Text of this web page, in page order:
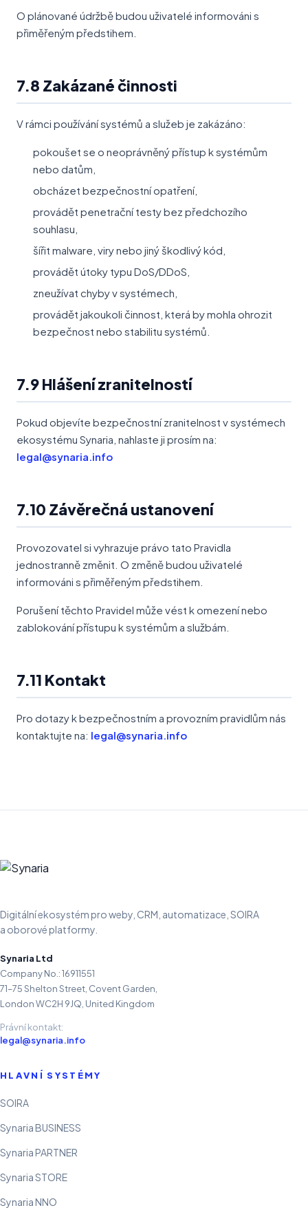
O plánované údržbě budou uživatelé informováni s
přiměřeným předstihem.
7.8 Zakázané činnosti
V rámci používání systémů a služeb je zakázáno:
pokoušet se o neoprávněný přístup k systémům
nebo datům,
obcházet bezpečnostní opatření,
provádět penetrační testy bez předchozího
souhlasu,
šířit malware, viry nebo jiný škodlivý kód,
provádět útoky typu DoS/DDoS,
zneužívat chyby v systémech,
provádět jakoukoli činnost, která by mohla ohrozit
bezpečnost nebo stabilitu systémů.
7.9 Hlášení zranitelností
Pokud objevíte bezpečnostní zranitelnost v systémech
ekosystému Synaria, nahlaste ji prosím na:
legal@synaria.info
7.10 Závěrečná ustanovení
Provozovatel si vyhrazuje právo tato Pravidla
jednostranně změnit. O změně budou uživatelé
informováni s přiměřeným předstihem.
Porušení těchto Pravidel může vést k omezení nebo
zablokování přístupu k systémům a službám.
7.11 Kontakt
Pro dotazy k bezpečnostním a provozním pravidlům nás
kontaktujte na: legal@synaria.info
Digitální ekosystém pro weby, CRM, automatizace, SOIRA
a oborové platformy.
Synaria Ltd
Company No.: 16911551
71–75 Shelton Street, Covent Garden,
London WC2H 9JQ, United Kingdom
Právní kontakt:
legal@synaria.info
HLAVNÍ SYSTÉMY
SOIRA
Synaria BUSINESS
Synaria PARTNER
Synaria STORE
Synaria NNO